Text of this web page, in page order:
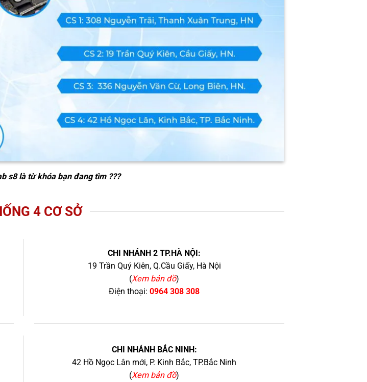
s8là từ khóa bạn đang tìm ???
4 CƠ SỞ
CHI NHÁNH 2 TP.HÀ NỘI:
19 Trần Quý Kiên, Q.Cầu Giấy, Hà Nội
(Xem bản đồ)
Điện thoại: 0964 308 308
CHI NHÁNH BẮC NINH:
42 Hồ Ngọc Lân mới, P. Kinh Bắc, TP.Bắc Ninh
(Xem bản đồ)